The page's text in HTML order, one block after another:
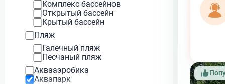
Оленевка
Керчь
Николаевка
Щелкино
Мысовое
Заозёрное
Коктебель
Алтай
Комплекс бассейнов
Открытый бассейн
Крытый бассейн
Пляж
Галечный пляж
Песчаный пляж
Аквааэробика
Аквапарк